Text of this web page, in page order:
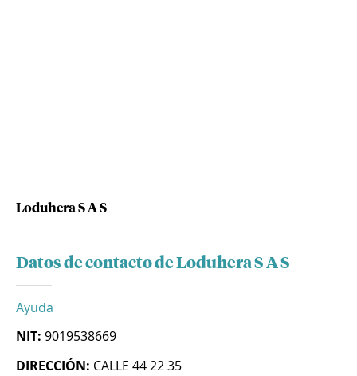
Loduhera S A S
Datos de contacto de Loduhera S A S
Ayuda
NIT: 9019538669
DIRECCIÓN: CALLE 44 22 35